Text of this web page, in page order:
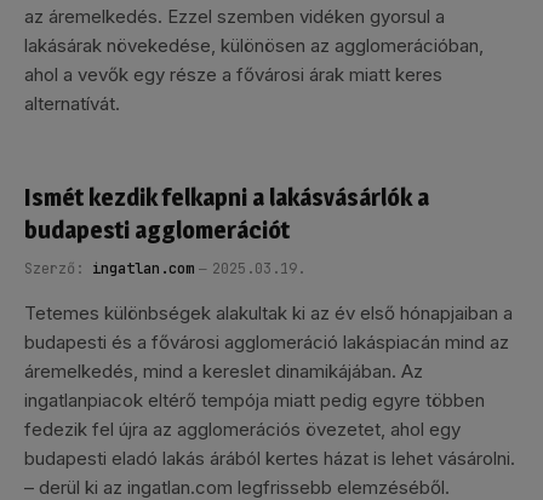
az áremelkedés. Ezzel szemben vidéken gyorsul a
lakásárak növekedése, különösen az agglomerációban,
ahol a vevők egy része a fővárosi árak miatt keres
alternatívát.
Ismét kezdik felkapni a lakásvásárlók a
budapesti agglomerációt
Szerző: ingatlan.com 2025.03.19.
Tetemes különbségek alakultak ki az év első hónapjaiban a
budapesti és a fővárosi agglomeráció lakáspiacán mind az
áremelkedés, mind a kereslet dinamikájában. Az
ingatlanpiacok eltérő tempója miatt pedig egyre többen
fedezik fel újra az agglomerációs övezetet, ahol egy
budapesti eladó lakás árából kertes házat is lehet vásárolni.
– derül ki az ingatlan.com legfrissebb elemzéséből.